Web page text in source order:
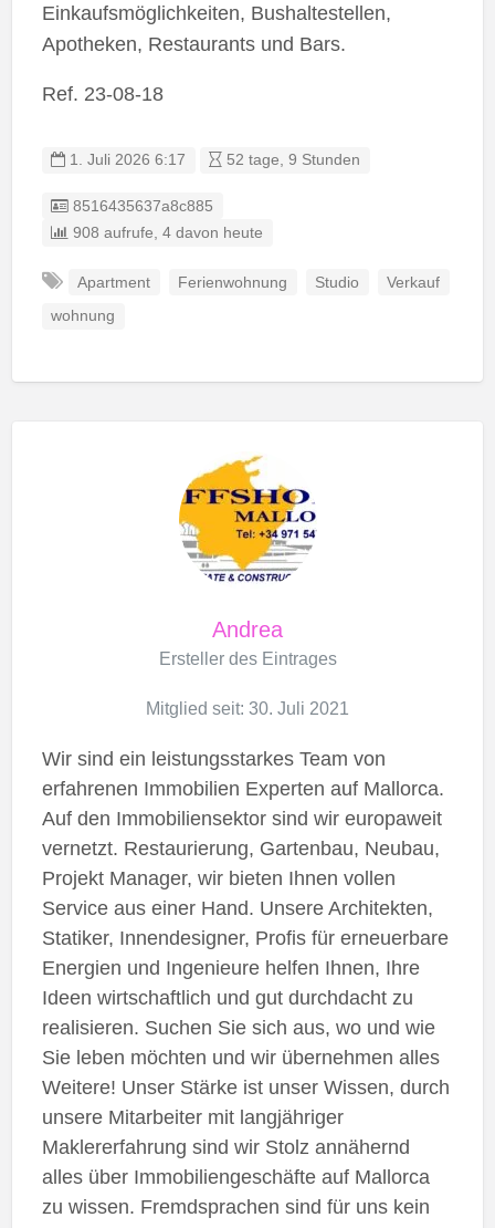
Einkaufsmöglichkeiten, Bushaltestellen,
Apotheken, Restaurants und Bars.
Ref. 23-08-18
1. Juli 2026 6:17 52 tage, 9 Stunden
Eintrag-ID:
8516435637a8c885
908 aufrufe, 4 davon heute
Apartment Ferienwohnung Studio Verkauf
wohnung
Andrea
Ersteller des Eintrages
Mitglied seit: 30. Juli 2021
Wir sind ein leistungsstarkes Team von
erfahrenen Immobilien Experten auf Mallorca.
Auf den Immobiliensektor sind wir europaweit
vernetzt. Restaurierung, Gartenbau, Neubau,
Projekt Manager, wir bieten Ihnen vollen
Service aus einer Hand. Unsere Architekten,
Statiker, Innendesigner, Profis für erneuerbare
Energien und Ingenieure helfen Ihnen, Ihre
Ideen wirtschaftlich und gut durchdacht zu
realisieren. Suchen Sie sich aus, wo und wie
Sie leben möchten und wir übernehmen alles
Weitere! Unser Stärke ist unser Wissen, durch
unsere Mitarbeiter mit langjähriger
Maklererfahrung sind wir Stolz annähernd
alles über Immobiliengeschäfte auf Mallorca
zu wissen. Fremdsprachen sind für uns kein